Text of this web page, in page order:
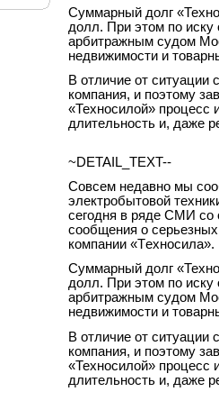
Суммарный долг
долл. При этом по
арбитражным судом
недвижимости и
В отличие от ситуации
компания, и поэтому
«Техносилой» процесс
длительность и, даже
~DETAIL_TEXT--
Совсем недавно мы
электробытовой
сегодня в ряде СМИ со
сообщения о
компании «Tехносила».
Суммарный долг
долл. При этом по иску
арбитражным судом
недвижимости и
В отличие от ситуации
компания, и поэтому
«Техносилой» процесс
длительность и, даже